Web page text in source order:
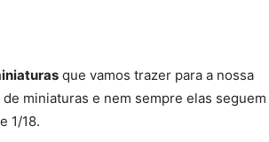
que vamos trazer para a nossa
miniaturas e nem sempre elas seguem
1/18.